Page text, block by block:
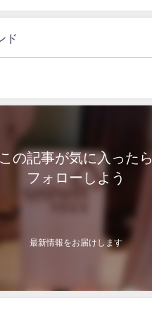
ド
この記事が気に入ったら
フォローしよう
最新情報をお届けします